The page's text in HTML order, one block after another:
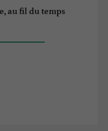
au fil du temps